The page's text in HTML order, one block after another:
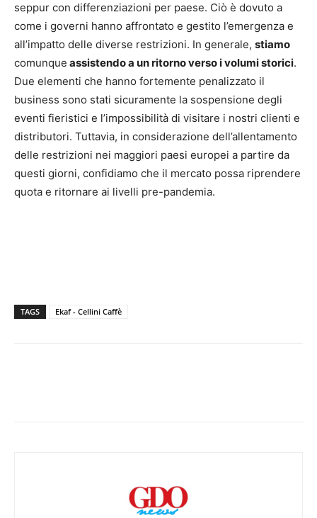
seppur con differenziazioni per paese. Ciò è dovuto a
come i governi hanno affrontato e gestito l’emergenza e
all’impatto delle diverse restrizioni. In generale, stiamo
comunque assistendo a un ritorno verso i volumi storici.
Due elementi che hanno fortemente penalizzato il
business sono stati sicuramente la sospensione degli
eventi fieristici e l’impossibilità di visitare i nostri clienti e
distributori. Tuttavia, in considerazione dell’allentamento
delle restrizioni nei maggiori paesi europei a partire da
questi giorni, confidiamo che il mercato possa riprendere
quota e ritornare ai livelli pre-pandemia.
TAGS Ekaf - Cellini Caffè